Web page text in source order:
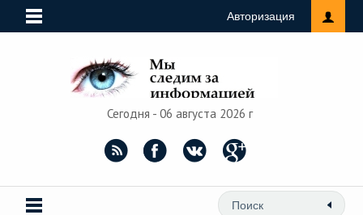
Авторизация
Сегодня - 06 августа 2026 г